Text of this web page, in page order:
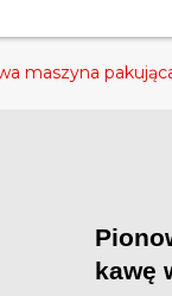
maszyna
kawę